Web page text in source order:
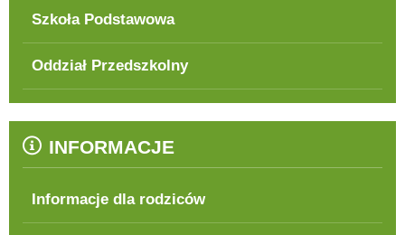
Szkoła Podstawowa
Oddział Przedszkolny
INFORMACJE
Informacje dla rodziców